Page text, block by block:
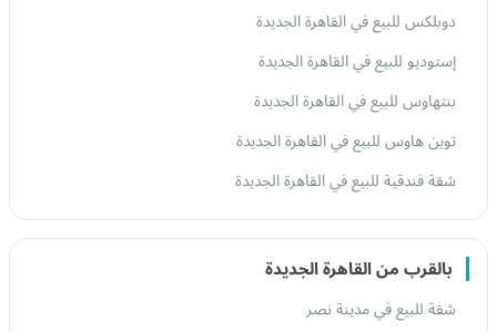
دوبلكس للبيع في القاهرة الجديدة
إستوديو للبيع في القاهرة الجديدة
بنتهاوس للبيع في القاهرة الجديدة
توين هاوس للبيع في القاهرة الجديدة
شقة فندقية للبيع في القاهرة الجديدة
بالقرب من القاهرة الجديدة
شقة للبيع في مدينة نصر